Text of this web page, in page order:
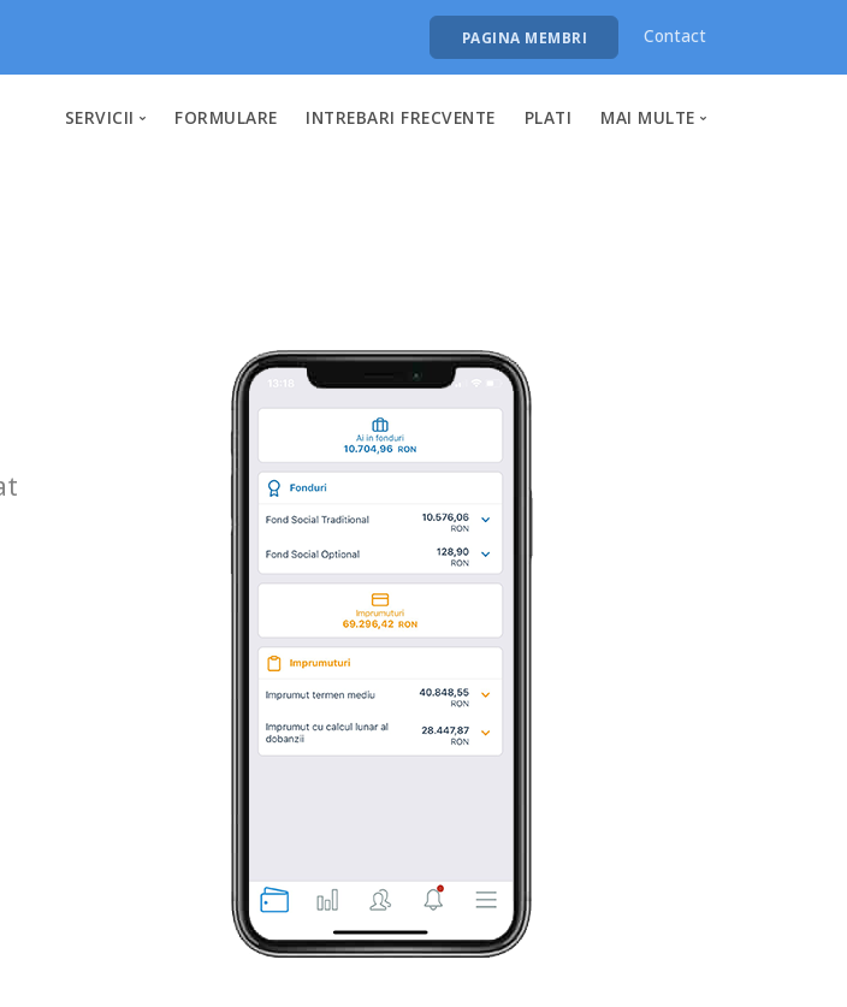
PAGINA MEMBRI Contact
SERVICII FORMULARE INTREBARI FRECVENTE PLATI MAI MULTE